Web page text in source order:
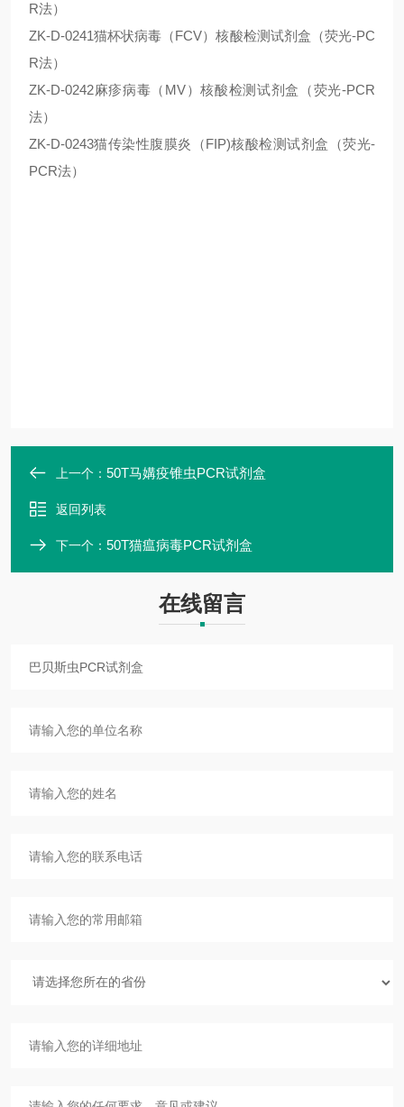
R法）
ZK-D-0241猫杯状病毒（FCV）核酸检测试剂盒（荧光-PC
R法）
ZK-D-0242麻疹病毒（MV）核酸检测试剂盒（荧光-PCR
法）
ZK-D-0243猫传染性腹膜炎（FIP)核酸检测试剂盒（荧光-
PCR法）
上一个： 50T马媾疫锥虫PCR试剂盒
返回列表
下一个： 50T猫瘟病毒PCR试剂盒
在线留言